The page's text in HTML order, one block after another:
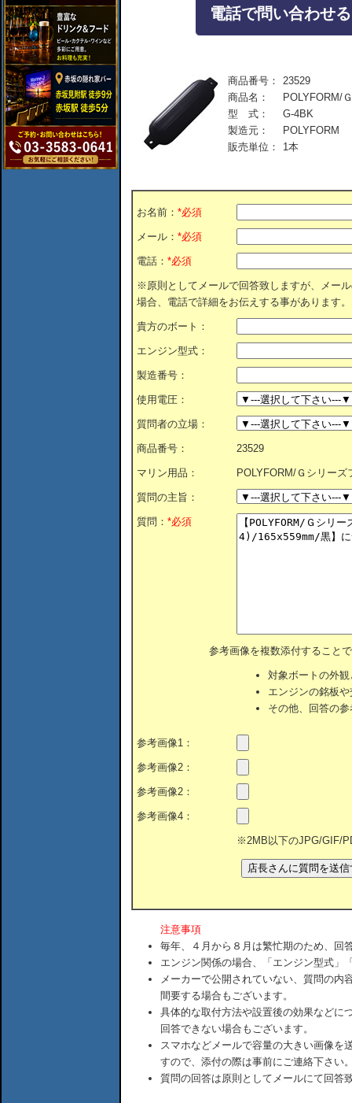
電話で問い合わせ
商品番号：
23529
商品名：
POLYFORM/
型 式：
G-4BK
製造元：
POLYFORM
販売単位：
1本
お名前： *必須
メール： *必須
電話： *必須
※原則としてメールで回答致しますが、メー
場合、電話で詳細をお伝えする事があります。
貴方のボート：
エンジン型式：
製造番号：
使用電圧：
質問者の立場：
商品番号： 23529
マリン用品： POLYFORM/Ｇシリー
質問の主旨：
質問： *必須
参考画像を複数添付すること
対象ボートの外
エンジンの銘板
その他、回答の
参考画像1：
参考画像2：
参考画像2：
参考画像4：
※2MB以下のJPG/GIF/
注意事項
毎年、４月から８月は繁忙期のため、回
エンジン関係の場合、「エンジン型式」
メーカーで公開されていない、質問の内
間要する場合もございます。
具体的な取付方法や設置後の効果などに
回答できない場合もございます。
スマホなどメールで容量の大きい画像を
すので、添付の際は事前にご連絡下さい
質問の回答は原則としてメールにて回答